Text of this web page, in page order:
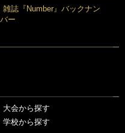
雑誌『Number』バックナン
バー
大会から探す
学校から探す